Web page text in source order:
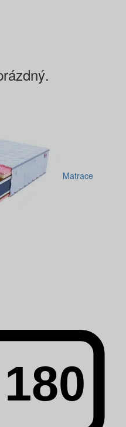
Matrace